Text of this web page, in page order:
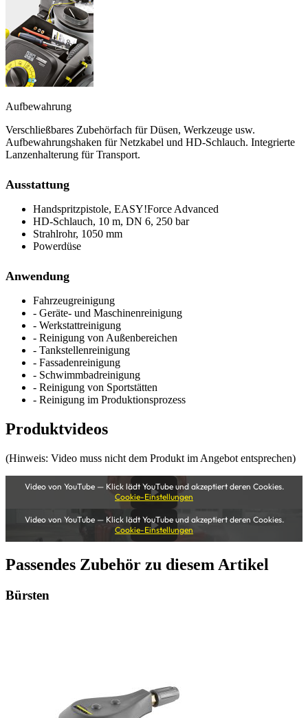
Aufbewahrung
Verschließbares Zubehörfach für Düsen, Werkzeuge usw.
Aufbewahrungshaken für Netzkabel und HD-Schlauch. Integrierte
Lanzenhalterung für Transport.
Ausstattung
Handspritzpistole, EASY!Force Advanced
HD-Schlauch, 10 m, DN 6, 250 bar
Strahlrohr, 1050 mm
Powerdüse
Anwendung
Fahrzeugreinigung
- Geräte- und Maschinenreinigung
- Werkstattreinigung
- Reinigung von Außenbereichen
- Tankstellenreinigung
- Fassadenreinigung
- Schwimmbadreinigung
- Reinigung von Sportstätten
- Reinigung im Produktionsprozess
Produktvideos
(Hinweis: Video muss nicht dem Produkt im Angebot entsprechen)
Video von YouTube — Klick lädt YouTube und akzeptiert deren Cookies.
Cookie-Einstellungen
Video von YouTube — Klick lädt YouTube und akzeptiert deren Cookies.
Cookie-Einstellungen
Passendes Zubehör zu diesem Artikel
Bürsten